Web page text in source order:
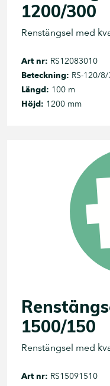
1200/300
Renstängsel med
Art nr: RS12083010
Beteckning: RS-120/
Längd: 100 m
Höjd: 1200 mm
1500/150
Renstängsel med
Art nr: RS15091510